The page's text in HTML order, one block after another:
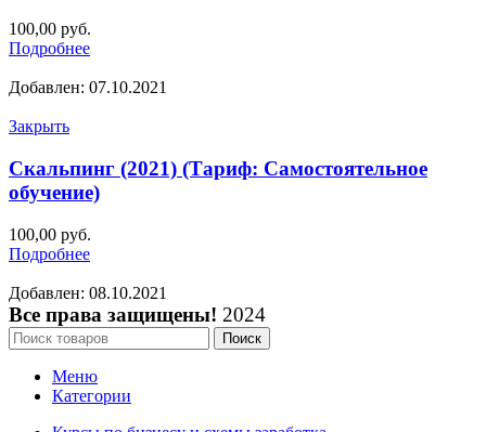
100,00 руб.
Подробнее
Добавлен: 07.10.2021
Закрыть
Скальпинг (2021) (Тариф: Самостоятельное
обучение)
100,00 руб.
Подробнее
Добавлен: 08.10.2021
Все права защищены! 2024
Поиск
Меню
Категории